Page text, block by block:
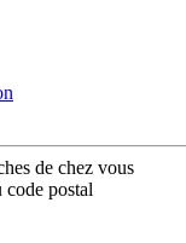
de chez vous
code postal